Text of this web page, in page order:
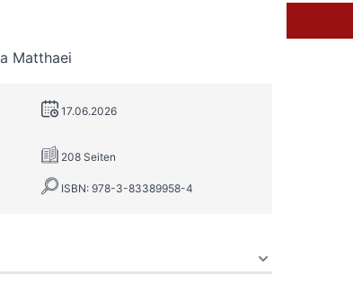
Matthaei
17.06.2026
208 Seiten
ISBN: 978-3-83389958-4